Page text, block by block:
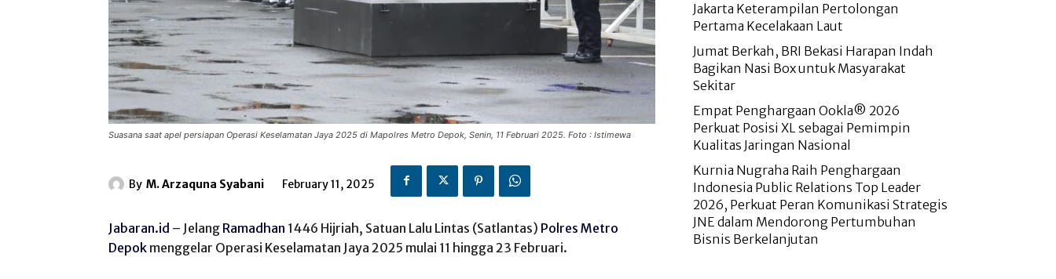
Suasana saat apel persiapan Operasi Keselamatan Jaya 2025 di Mapolres Metro Depok, Senin, 11 Februari 2025. Foto : Istimewa
By M. Arzaquna Syabani February 11, 2025
Jabaran.id – Jelang Ramadhan 1446 Hijriah, Satuan Lalu Lintas (Satlantas) Polres Metro
Depok menggelar Operasi Keselamatan Jaya 2025 mulai 11 hingga 23 Februari.
Jakarta Keterampilan Pertolongan
Pertama Kecelakaan Laut
Jumat Berkah, BRI Bekasi Harapan Indah
Bagikan Nasi Box untuk Masyarakat
Sekitar
Empat Penghargaan Ookla® 2026
Perkuat Posisi XL sebagai Pemimpin
Kualitas Jaringan Nasional
Kurnia Nugraha Raih Penghargaan
Indonesia Public Relations Top Leader
2026, Perkuat Peran Komunikasi Strategis
JNE dalam Mendorong Pertumbuhan
Bisnis Berkelanjutan